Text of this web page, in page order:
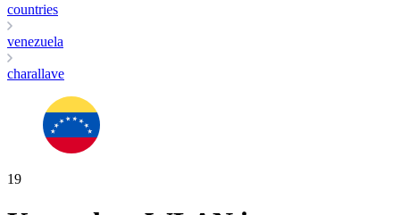
countries
venezuela
charallave
19